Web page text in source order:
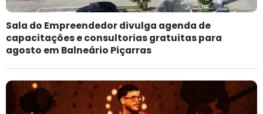
Sala do Empreendedor divulga agenda de
capacitações e consultorias gratuitas para
agosto em Balneário Piçarras